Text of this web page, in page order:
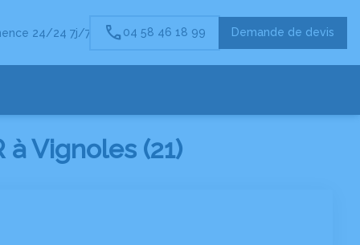
24/24 7j/7 04 58 46 18 99 Demande de devis
à Vignoles (21)